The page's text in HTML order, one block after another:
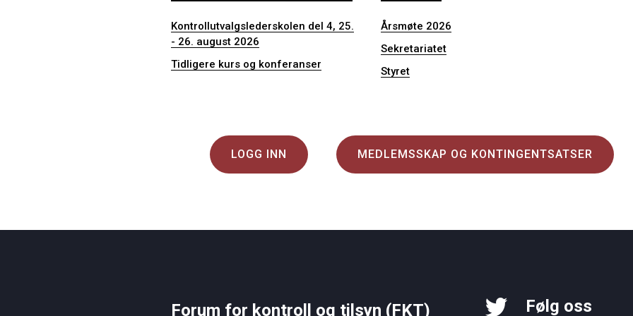
Kontrollutvalgslederskolen del 4, 25.
- 26. august 2026
Tidligere kurs og konferanser
Årsmøte 2026
Sekretariatet
Styret
LOGG INN MEDLEMSSKAP OG KONTINGENTSATSER
Forum for kontroll og tilsyn (FKT) Følg oss